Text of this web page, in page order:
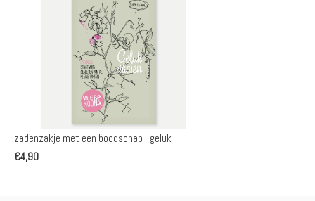
zadenzakje met een boodschap - geluk
€4,90